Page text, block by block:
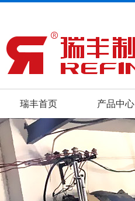
瑞丰首页 产品中心